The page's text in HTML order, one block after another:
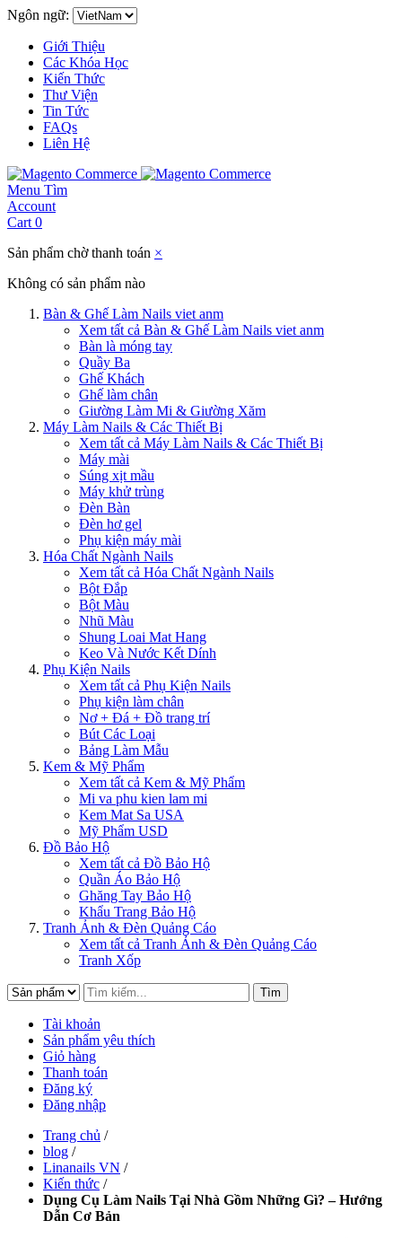
Ngôn ngữ:
Giới Thiệu
Các Khóa Học
Kiến Thức
Thư Viện
Tin Tức
FAQs
Liên Hệ
Menu Tìm
Account
Cart 0
Sản phẩm chờ thanh toán ×
Không có sản phẩm nào
Bàn & Ghế Làm Nails viet anm
Xem tất cả Bàn & Ghế Làm Nails viet anm
Bàn là móng tay
Quầy Ba
Ghế Khách
Ghế làm chân
Giường Làm Mi & Giường Xăm
Máy Làm Nails & Các Thiết Bị
Xem tất cả Máy Làm Nails & Các Thiết Bị
Máy mài
Súng xịt mầu
Máy khử trùng
Đèn Bàn
Đèn hơ gel
Phụ kiện máy mài
Hóa Chất Ngành Nails
Xem tất cả Hóa Chất Ngành Nails
Bột Đắp
Bột Màu
Nhũ Màu
Shung Loai Mat Hang
Keo Và Nước Kết Dính
Phụ Kiện Nails
Xem tất cả Phụ Kiện Nails
Phụ kiện làm chân
Nơ + Đá + Đồ trang trí
Bút Các Loại
Bảng Làm Mẫu
Kem & Mỹ Phẩm
Xem tất cả Kem & Mỹ Phẩm
Mi va phu kien lam mi
Kem Mat Sa USA
Mỹ Phẩm USD
Đồ Bảo Hộ
Xem tất cả Đồ Bảo Hộ
Quần Áo Bảo Hộ
Ghăng Tay Bảo Hộ
Khẩu Trang Bảo Hộ
Tranh Ảnh & Đèn Quảng Cáo
Xem tất cả Tranh Ảnh & Đèn Quảng Cáo
Tranh Xốp
Tìm
Tài khoản
Sản phẩm yêu thích
Giỏ hàng
Thanh toán
Đăng ký
Đăng nhập
Trang chủ /
blog /
Linanails VN /
Kiến thức /
Dụng Cụ Làm Nails Tại Nhà Gồm Những Gì? – Hướng
Dẫn Cơ Bản